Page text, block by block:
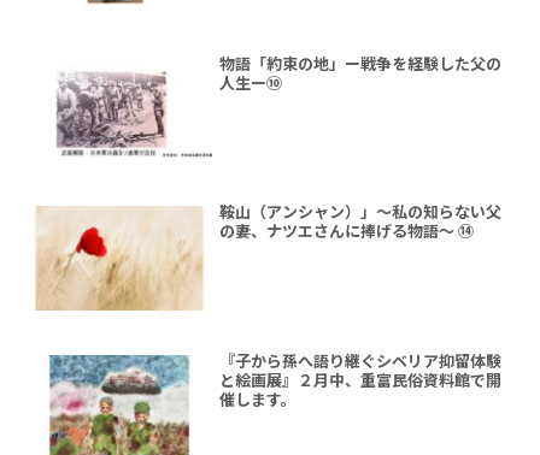
物語「約束の地」ー戦争を経験した父の
人生ー⑩
鞍山（アンシャン）」～私の知らない父
の妻、ナツエさんに捧げる物語～ ⑭
『子から孫へ語り継ぐシベリア抑留体験
と絵画展』２月中、重富民俗資料館で開
催します。